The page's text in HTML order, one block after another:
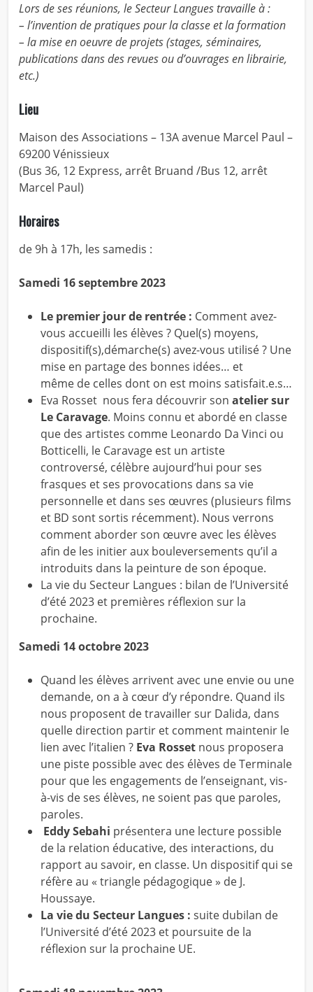
Lors de ses réunions, le Secteur Langues travaille à :
– l’invention de pratiques pour la classe et la formation
– la mise en oeuvre de projets (stages, séminaires,
publications dans des revues ou d’ouvrages en librairie,
etc.)
Lieu
Maison des Associations – 13A avenue Marcel Paul –
69200 Vénissieux
(Bus 36, 12 Express, arrêt Bruand /Bus 12, arrêt
Marcel Paul)
Horaires
de 9h à 17h, les samedis :
Samedi 16septembre 2023
Le premier jour de rentrée : Comment avez-
vous accueilli les élèves ? Quel(s) moyens,
dispositif(s),démarche(s) avez-vous utilisé ? Une
mise en partage des bonnes idées… et
même de celles dont on est moins satisfait.e.s…
Eva Rosset nous fera découvrir son atelier sur
Le Caravage. Moins connu et abordé en classe
que des artistes comme Leonardo Da Vinci ou
Botticelli, le Caravage est un artiste
controversé, célèbre aujourd’hui pour ses
frasques et ses provocations dans sa vie
personnelle et dans ses œuvres (plusieurs films
et BD sont sortis récemment). Nous verrons
comment aborder son œuvre avec les élèves
afin de les initier aux bouleversements qu’il a
introduits dans la peinture de son époque.
La vie du Secteur Langues : bilan de l’Université
d’été 2023 et premières réflexion sur la
prochaine.
Samedi 14octobre 2023
Quand les élèves arrivent avec une envie ou une
demande, on a à cœur d’y répondre. Quand ils
nous proposent de travailler sur Dalida, dans
quelle direction partir et comment maintenir le
lien avec l’italien ? Eva Rossetnous proposera
une piste possible avec des élèves de Terminale
pour que les engagements de l’enseignant, vis-
à-vis de ses élèves, ne soient pas que paroles,
paroles.
Eddy Sebahi présentera une lecture possible
de la relation éducative, des interactions, du
rapport au savoir, en classe. Un dispositif qui se
réfère au « triangle pédagogique » de J.
Houssaye.
La vie du Secteur Langues : suite dubilan de
l’Université d’été 2023 et poursuite de la
réflexion sur la prochaine UE.